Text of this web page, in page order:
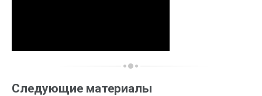
Следующие материалы